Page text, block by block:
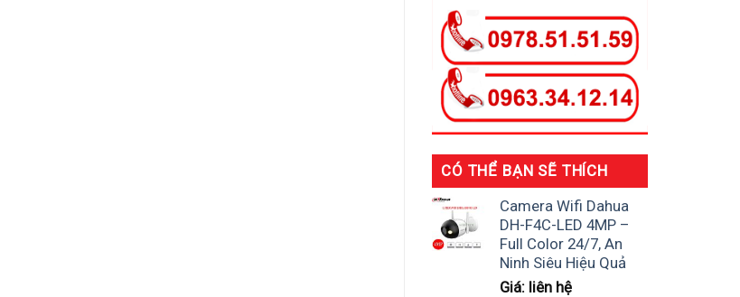
CÓ THỂ BẠN SẼ THÍCH
Camera Wifi Dahua
DH-F4C-LED 4MP –
Full Color 24/7, An
Ninh Siêu Hiệu Quả
Giá: liên hệ